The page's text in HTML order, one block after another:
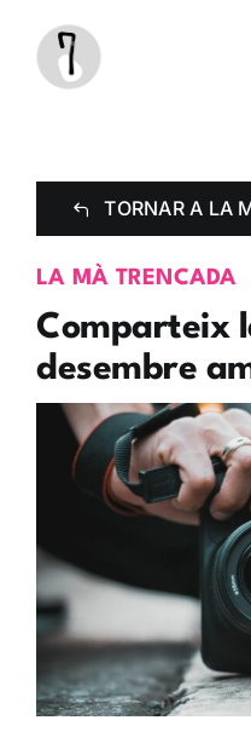
contenido
TORNAR A LA
LA MÀ TRENCADA
Comparteix
desembre